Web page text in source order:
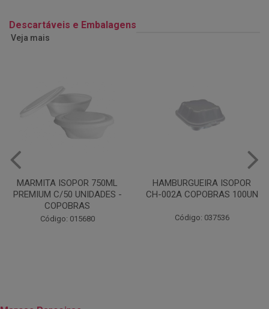
Descartáveis e Embalagens
Veja mais
HAMBURGUEIRA ISOPOR
CH-002A COPOBRAS 100UN
Código: 037536
CAIXA PARDA PIZZA N30
OITAVADA BALUARTE C/10
Código: 001124